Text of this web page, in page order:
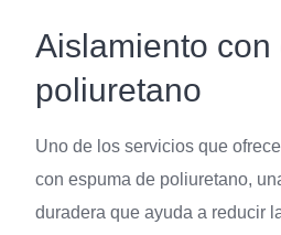
Aislamiento con
poliuretano
Uno de los servicios que
con espuma de poliuretano,
duradera que ayuda a reducir